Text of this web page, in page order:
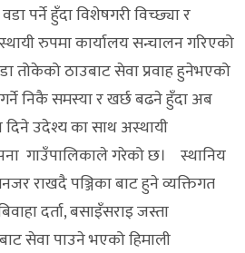
पर्ने हुँदा विशेषगरी विच्छ्या र
रुपमा कार्यालय सन्चालन गरिएको
तोकेको ठाउबाट सेवा प्रवाह हुनेभएको
निकै समस्या र खर्छ बढने हुँदा अब
उदेश्य का साथ अस्थायी
गाउँपालिकाले गरेको छ। स्थानिय
राखदै पञ्जिका बाट हुने व्यक्तिगत
दर्ता, बसाइँसराइ जस्ता
सेवा पाउने भएको हिमाली